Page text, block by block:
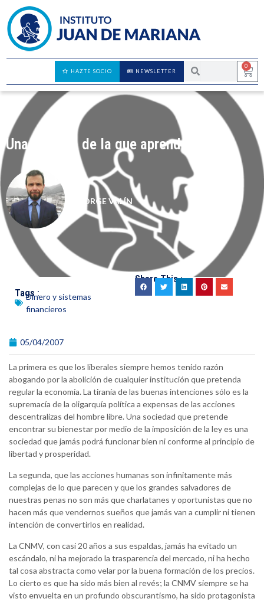
0
NEWSLETTER
HAZTE SOCIO
Una historia de la que aprender
JORGE VALÍN
Tags :Dinero y sistemas
financieros
Share This :
05/04/2007
La primera es que los liberales siempre hemos tenido razón
abogando por la abolición de cualquier institución que pretenda
regular la economía. La tiranía de las buenas intenciones sólo es la
supremacía de la oligarquía política a expensas de las acciones
descentralizas del hombre libre. Una sociedad que pretende
encontrar su bienestar por medio de la imposición de la ley es una
sociedad que jamás podrá funcionar bien ni conforme al principio de
libertad y prosperidad.
La segunda, que las acciones humanas son infinitamente más
complejas de lo que parecen y que los grandes salvadores de
nuestras penas no son más que charlatanes y oportunistas que no
hacen más que vendernos sueños que jamás van a cumplir ni tienen
intención de convertirlos en realidad.
La CNMV, con casi 20 años a sus espaldas, jamás ha evitado un
escándalo, ni ha mejorado la trasparencia del mercado, ni ha hecho
tal cosa abstracta como velar por la buena formación de los precios.
Lo cierto es que ha sido más bien al revés; la CNMV siempre se ha
visto envuelta en un profundo obscurantismo, ha sido protagonista